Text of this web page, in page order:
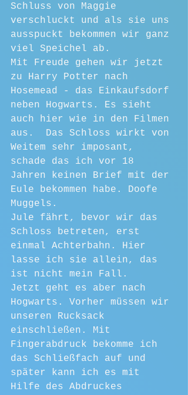
Schluss von Maggie
verschluckt und als sie uns
ausspuckt bekommen wir ganz
viel Speichel ab.
Mit Freude gehen wir jetzt
zu Harry Potter nach
Hosemead - das Einkaufsdorf
neben Hogwarts. Es sieht
auch hier wie in den Filmen
aus.  Das Schloss wirkt von
Weitem sehr imposant,
schade das ich vor 18
Jahren keinen Brief mit der
Eule bekommen habe. Doofe
Muggels.
Jule fährt, bevor wir das
Schloss betreten, erst
einmal Achterbahn. Hier
lasse ich sie allein, das
ist nicht mein Fall.
Jetzt geht es aber nach
Hogwarts. Vorher müssen wir
unseren Rucksack
einschließen. Mit
Fingerabdruck bekomme ich
das Schließfach auf und
später kann ich es mit
Hilfe des Abdruckes